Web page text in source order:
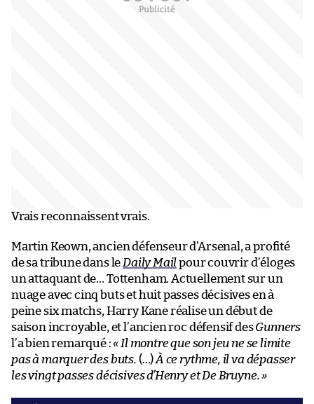
Vrais reconnaissent vrais.
Martin Keown, ancien défenseur d’Arsenal, a profité
de sa tribune dans le Daily Mailpour couvrir d’éloges
un attaquant de… Tottenham. Actuellement sur un
nuage avec cinq buts et huit passes décisives en à
peine six matchs, Harry Kane réalise un début de
saison incroyable, et l’ancien roc défensif desGunners
l’a bien remarqué :« Il montre que son jeu ne se limite
pas à marquer des buts. (…)À ce rythme, il va dépasser
les vingt passes décisives d’Henry et De Bruyne. »